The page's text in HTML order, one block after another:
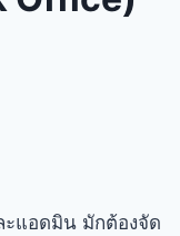
แอดมิน มักต้องจัด